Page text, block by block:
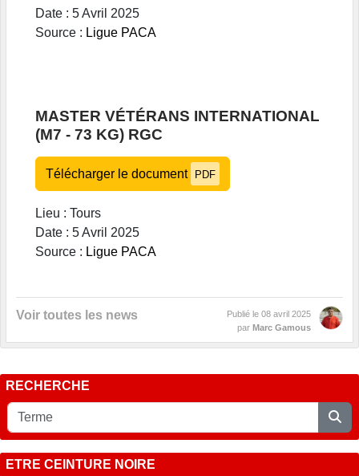
Date : 5 Avril 2025
Source : Ligue PACA
MASTER VÉTÉRANS INTERNATIONAL
(M7 - 73 KG) RGC
Télécharger le document PDF
Lieu : Tours
Date : 5 Avril 2025
Source : Ligue PACA
Voir toutes les news Publié le 08 avril 2025
par Marc Gamous
RECHERCHE
ETRE CEINTURE NOIRE